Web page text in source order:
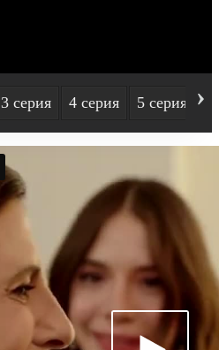
3 серия 4 серия 5 серия ›